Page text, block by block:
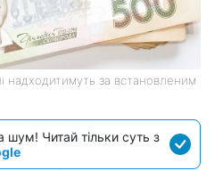
надходитимуть за встановленим
шум! Читай тільки суть з